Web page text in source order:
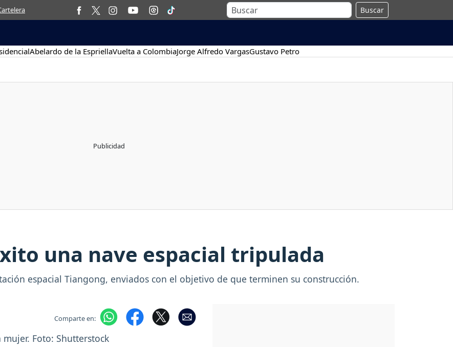
Buscar
Abelardo de la EspriellaVuelta a ColombiaJorge Alfredo VargasGustavo Petro
una nave espacial tripulada
espacial Tiangong, enviados con el objetivo de que terminen su construcción.
Comparte en: